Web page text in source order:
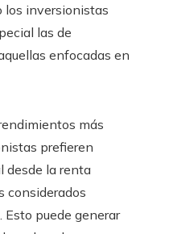
los inversionistas
las de
enfocadas en
más
prefieren
desde la renta
considerados
puede generar